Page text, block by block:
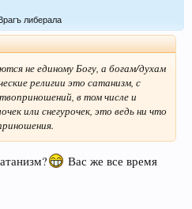
либерала
не единому Богу, а богам/духам
религии это сатанизм, с
в том числе и
или снегурочек, это ведь ни что
Вас же все время